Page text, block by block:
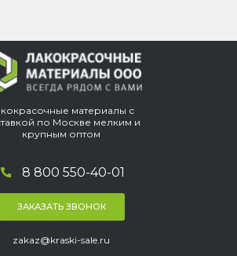
материалы с
по Москве мелким и
крупным оптом
8 800 550-40-01
ЗАКАЗАТЬ ЗВОНОК
zakaz@kraski-sale.ru